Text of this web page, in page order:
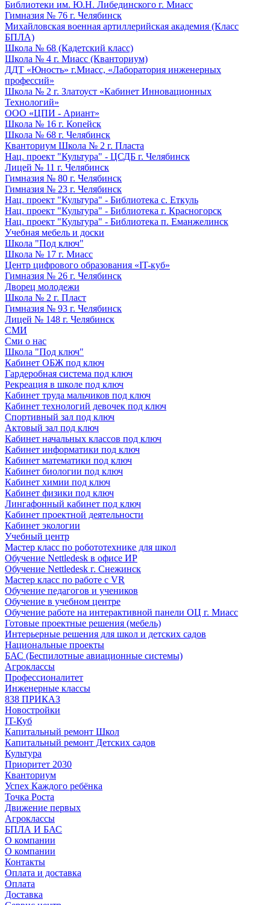
Библиотеки им. Ю.Н. Либединского г. Миасс
Гимназия № 76 г. Челябинск
Михайловская военная артиллерийская академия (Класс
БПЛА)
Школа № 68 (Кадетский класс)
Школа № 4 г. Миасс (Кванториум)
ДДТ «Юность» г.Миасс, «Лаборатория инженерных
профессий»
Школа № 2 г. Златоуст «Кабинет Инновационных
Технологий»
ООО «ЦПИ - Ариант»
Школа № 16 г. Копейск
Школа № 68 г. Челябинск
Кванториум Школа № 2 г. Пласта
Нац. проект "Культура" - ЦСДБ г. Челябинск
Лицей № 11 г. Челябинск
Гимназия № 80 г. Челябинск
Гимназия № 23 г. Челябинск
Нац. проект "Культура" - Библиотека с. Еткуль
Нац. проект "Культура" - Библиотека г. Красногорск
Нац. проект "Культура" - Библиотека п. Еманжелинск
Учебная мебель и доски
Школа "Под ключ"
Школа № 17 г. Миасс
Центр цифрового образования «IT-куб»
Гимназия № 26 г. Челябинск
Дворец молодежи
Школа № 2 г. Пласт
Гимназия № 93 г. Челябинск
Лицей № 148 г. Челябинск
СМИ
Сми о нас
Школа "Под ключ"
Кабинет ОБЖ под ключ
Гардеробная система под ключ
Рекреация в школе под ключ
Кабинет труда мальчиков под ключ
Кабинет технологий девочек под ключ
Спортивный зал под ключ
Актовый зал под ключ
Кабинет начальных классов под ключ
Кабинет информатики под ключ
Кабинет математики под ключ
Кабинет биологии под ключ
Кабинет химии под ключ
Кабинет физики под ключ
Лингафонный кабинет под ключ
Кабинет проектной деятельности
Кабинет экологии
Учебный центр
Мастер класс по робототехнике для школ
Обучение Nettledesk в офисе ИР
Обучение Nettledesk г. Снежинск
Мастер класс по работе с VR
Обучение педагогов и учеников
Обучение в учебном центре
Обучение работе на интерактивной панели ОЦ г. Миасс
Готовые проектные решения (мебель)
Интерьерные решения для школ и детских садов
Национальные проекты
БАС (Беспилотные авиационные системы)
Агроклассы
Профессионалитет
Инженерные классы
838 ПРИКАЗ
Новостройки
IT-Куб
Капитальный ремонт Школ
Капитальный ремонт Детских садов
Культура
Приоритет 2030
Кванториум
Успех Каждого ребёнка
Точка Роста
Движение первых
Агроклассы
БПЛА И БАС
О компании
О компании
Контакты
Оплата и доставка
Оплата
Доставка